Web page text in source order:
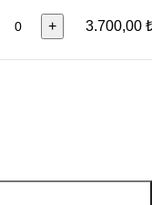
+ 3.700,00